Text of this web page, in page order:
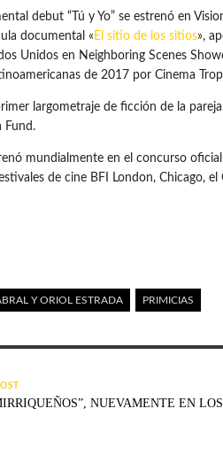
debut “Tú y Yo” se estrenó en
documental « El sitio de los sitios»,
Unidos en Neighboring Scenes
de 2017 por Cinema
largometraje de ficción de la
Fund.
mundialmente en el concurso
de cine BFI London, Chicago, el
Y ORIOL ESTRADA PRIMICIAS
NUEVAMENTE EN